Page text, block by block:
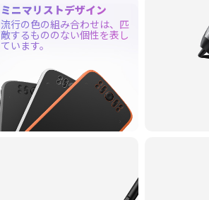
ミニマリストデザイン
流行の色の組み合わせは、匹
敵するもののない個性を表し
ています。